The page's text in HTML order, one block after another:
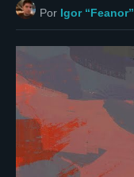
Por Igor “Feanor”